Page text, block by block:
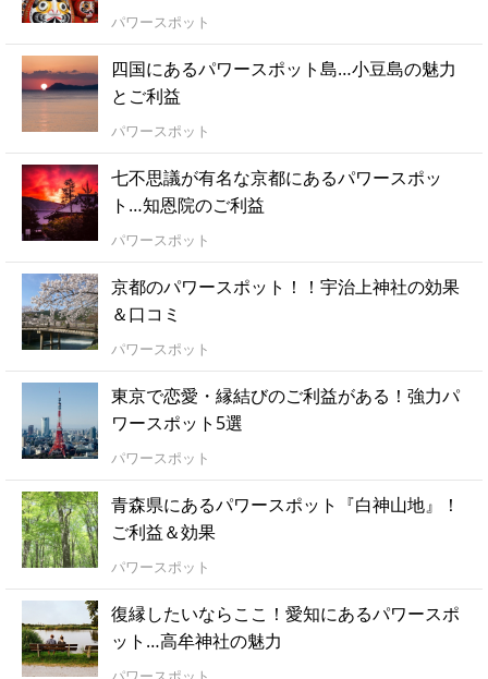
パワースポット
四国にあるパワースポット島…小豆島の魅力
とご利益
パワースポット
七不思議が有名な京都にあるパワースポッ
ト…知恩院のご利益
パワースポット
京都のパワースポット！！宇治上神社の効果
＆口コミ
パワースポット
東京で恋愛・縁結びのご利益がある！強力パ
ワースポット5選
パワースポット
青森県にあるパワースポット『白神山地』！
ご利益＆効果
パワースポット
復縁したいならここ！愛知にあるパワースポ
ット…高牟神社の魅力